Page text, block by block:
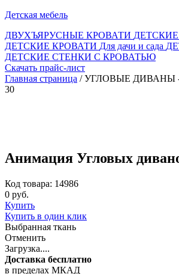
Детская мебель
ДВУХЪЯРУСНЫЕ КРОВАТИ
ДЕТСКИЕ КРОВАТИ Для дачи и сада
ДЕТСКИЕ СТЕНКИ С КРОВАТЬЮ
Скачать прайс-лист
Главная страница / УГЛОВЫЕ ДИВАНЫ
30
Анимация Угловых
Код товара: 14986
0 руб.
Купить
Купить в один клик
Выбранная ткань
Отменить
Загрузка....
Доставка бесплатно
в пределах МКАД